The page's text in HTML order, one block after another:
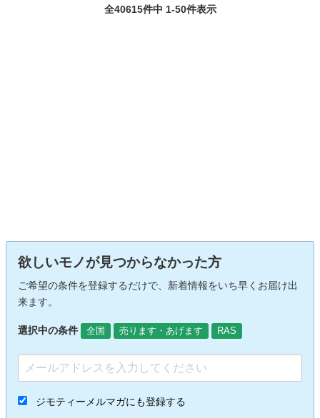
全40615件中 1-50件表示
欲しいモノが見つからなかった方
ご希望の条件を登録するだけで、新着情報をいち早くお届け出
来ます。
選択中の条件 全国 売ります・あげます RAS
ジモティーメルマガにも登録する